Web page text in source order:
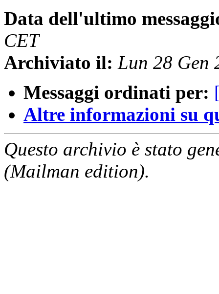
Data dell'ultimo
CET
Archiviato il: Lun 28 Gen
Messaggi ordinati per:
Altre informazioni su
Questo archivio è stato
(Mailman edition).